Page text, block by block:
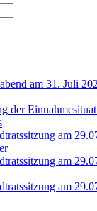
am 31. Juli
der
am
am
am